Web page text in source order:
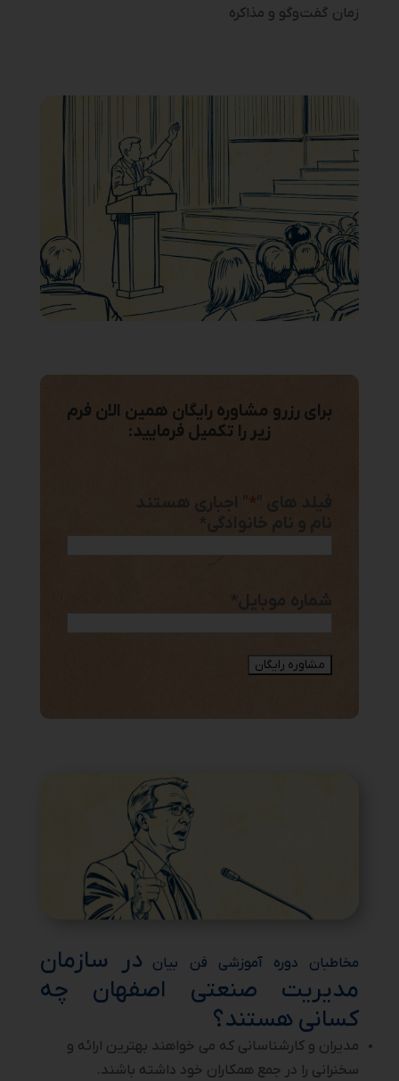
زمان گفت‌وگو و مذاکره
برای رزرو مشاوره رایگان همین الان فرم
زیر را تکمیل فرمایید:
*" اجباری هستند
نام و نام خانوادگی *
شماره موبایل
مخاطبان دوره آموزشی فن بیان
در سازمان
مدیریت صنعتی اصفهان چه
کسانی هستند؟
مدیران و کارشناسانی که می خواهند بهترین ارائه و
سخنرانی را در جمع همکاران خود داشته باشند.